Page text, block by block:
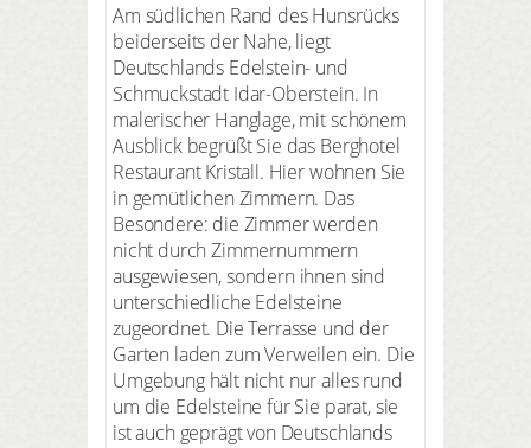
Am südlichen Rand des Hunsrücks
beiderseits der Nahe, liegt
Deutschlands Edelstein- und
Schmuckstadt Idar-Oberstein. In
malerischer Hanglage, mit schönem
Ausblick begrüßt Sie das Berghotel
Restaurant Kristall. Hier wohnen Sie
in gemütlichen Zimmern. Das
Besondere: die Zimmer werden
nicht durch Zimmernummern
ausgewiesen, sondern ihnen sind
unterschiedliche Edelsteine
zugeordnet. Die Terrasse und der
Garten laden zum Verweilen ein. Die
Umgebung hält nicht nur alles rund
um die Edelsteine für Sie parat, sie
ist auch geprägt von Deutschlands